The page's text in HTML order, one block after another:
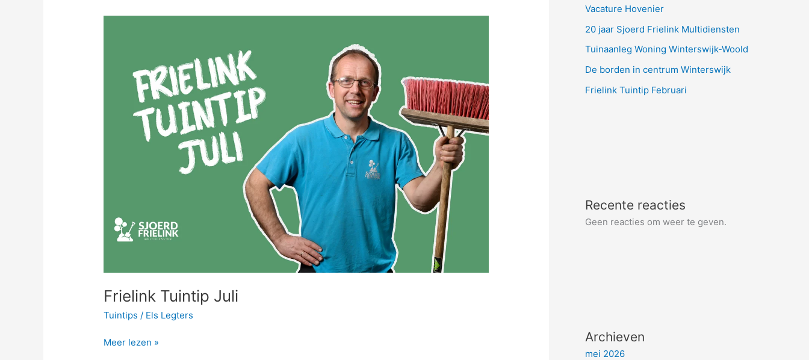
Frielink Tuintip Juli
Tuintips / Els Legters
Meer lezen »
Vacature Hovenier
20 jaar Sjoerd Frielink Multidiensten
Tuinaanleg Woning Winterswijk-Woold
De borden in centrum Winterswijk
Frielink Tuintip Februari
Recente reacties
Geen reacties om weer te geven.
Archieven
mei 2026